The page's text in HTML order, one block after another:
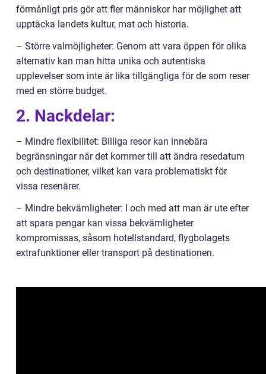
förmånligt pris gör att fler människor har möjlighet att
upptäcka landets kultur, mat och historia.
– Större valmöjligheter: Genom att vara öppen för olika
alternativ kan man hitta unika och autentiska
upplevelser som inte är lika tillgängliga för de som reser
med en större budget.
2. Nackdelar:
– Mindre flexibilitet: Billiga resor kan innebära
begränsningar när det kommer till att ändra resedatum
och destinationer, vilket kan vara problematiskt för
vissa resenärer.
– Mindre bekvämligheter: I och med att man är ute efter
att spara pengar kan vissa bekvämligheter
kompromissas, såsom hotellstandard, flygbolagets
extrafunktioner eller transport på destinationen.